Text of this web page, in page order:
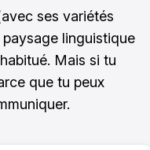
ses variétés
linguistique
Mais si tu
que tu peux